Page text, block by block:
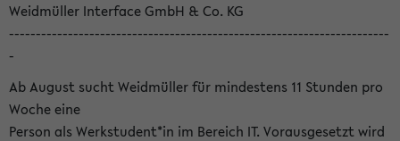
Weidmüller Interface GmbH & Co. KG
-----------------------------------------------------------------------
-
Ab August sucht Weidmüller für mindestens 11 Stunden pro
Woche eine
Person als Werkstudent*in im Bereich IT. Vorausgesetzt wird